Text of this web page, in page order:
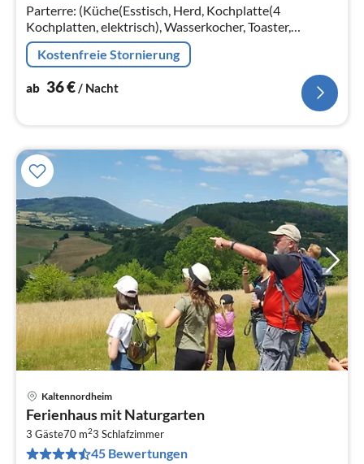
Parterre: (Küche(Esstisch, Herd, Kochplatte(4
Kochplatten, elektrisch), Wasserkocher, Toaster,
Kaffeemaschine, Backofen, Mikrowelle,
Kühl-/Gefrierkombination)
Kostenfreie Stornierung
ab 36€/ Nacht
Kaltennordheim
Ferienhaus mit Naturgarten
3 Gäste70 m23 Schlafzimmer
45 Bewertungen